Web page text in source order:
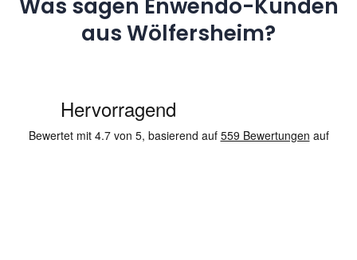
Was sagen Enwendo-Kunden
aus Wölfersheim?